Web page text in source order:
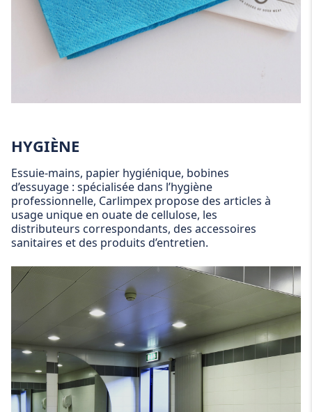
HYGIÈNE
Essuie-mains, papier hygiénique, bobines
d’essuyage : spécialisée dans l’hygiène
professionnelle, Carlimpex propose des articles à
usage unique en ouate de cellulose, les
distributeurs correspondants, des accessoires
sanitaires et des produits d’entretien.